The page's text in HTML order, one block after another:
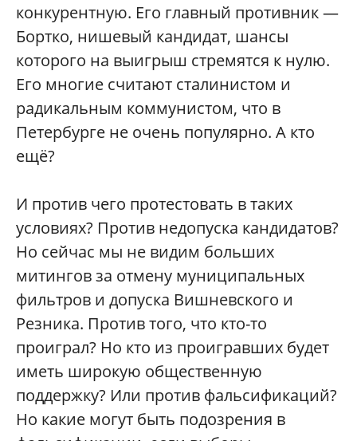
конкурентную. Его главный противник —
Бортко, нишевый кандидат, шансы
которого на выигрыш стремятся к нулю.
Его многие считают сталинистом и
радикальным коммунистом, что в
Петербурге не очень популярно. А кто
ещё?
И против чего протестовать в таких
условиях? Против недопуска кандидатов?
Но сейчас мы не видим больших
митингов за отмену муниципальных
фильтров и допуска Вишневского и
Резника. Против того, что кто-то
проиграл? Но кто из проигравших будет
иметь широкую общественную
поддержку? Или против фальсификаций?
Но какие могут быть подозрения в